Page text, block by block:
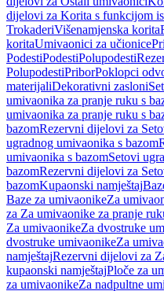
dijelovi za Korita s funkcijom
TrokaderiVišenamjenska korita
koritaUmivaonici za učionice
PodestiPodestiPolupodesti
PolupodestiPriborPoklopci
materijaliDekorativni zasloni
umivaonika za pranje ruku s
umivaonika za pranje ruku s
bazomRezervni dijelovi za
ugradnog umivaonika s bazom
umivaonika s bazomSetovi
bazomRezervni dijelovi za
bazomKupaonski namještaj
Baze za umivaonikeZa
za Za umivaonike za pranje
Za umivaonikeZa dvostruke
dvostruke umivaonikeZa
namještajRezervni dijelovi za
kupaonski namještajPloče za
za umivaonikeZa nadpultne